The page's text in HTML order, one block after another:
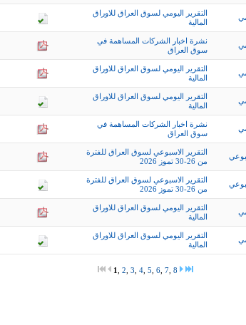
التقرير اليومي لسوق العراق للاوراق
المالية
نشرة اخبار الشركات المساهمة في
سوق العراق
التقرير اليومي لسوق العراق للاوراق
المالية
التقرير اليومي لسوق العراق للاوراق
المالية
نشرة اخبار الشركات المساهمة في
سوق العراق
التقرير الاسبوعي لسوق العراق للفترة
من 26-30 تموز 2026
التقرير الاسبوعي لسوق العراق للفترة
من 26-30 تموز 2026
التقرير اليومي لسوق العراق للاوراق
المالية
التقرير اليومي لسوق العراق للاوراق
المالية
1 2 3 4 5 6 7 8